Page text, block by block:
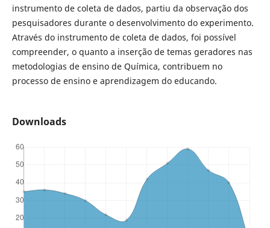
instrumento de coleta de dados, partiu da observação dos
pesquisadores durante o desenvolvimento do experimento.
Através do instrumento de coleta de dados, foi possível
compreender, o quanto a inserção de temas geradores nas
metodologias de ensino de Química, contribuem no
processo de ensino e aprendizagem do educando.
Downloads